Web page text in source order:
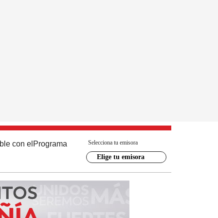
con el Programa Selecciona tu emisora
Elige tu emisora